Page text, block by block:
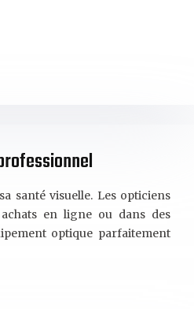
santé visuelle. Les opticiens
en ligne ou dans des
optique parfaitement